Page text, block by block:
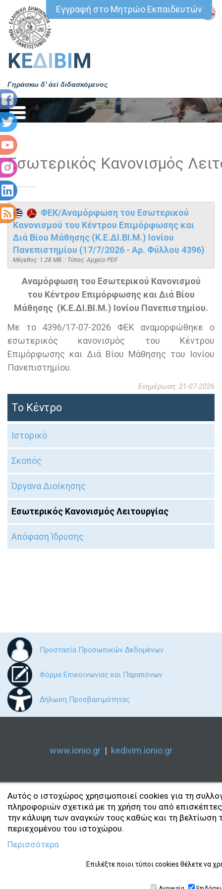
ΚΕΔΙΒΙΜ
Γηράσκω δ’ ἀεὶ διδασκόμενος
Εγγραφή στο Μητρώο Εκπαιδευτών
Εσωτερικός Κανονισμός
ΦΕΚ/Αναμόρφωση του Εσωτερικού
Κανονισμού του Κέντρου Επιμόρφωσης και
Διά Βίου Μάθησης (Κ.Ε.ΔΙ.ΒΙ.Μ.) Ιονίου
Πανεπιστημίου (17/7/2026 - Αρ. Φύλλου 4396)
Mέγεθος: 1.28 MB :: Τύπος: Αρχείο PDF
Αναμόρφωση του Εσωτερικού Κανονισμού
του Κέντρου Επιμόρφωσης και Διά Βίου
Μάθησης (Κ.Ε.ΔΙ.ΒΙ.Μ.) Ιονίου Πανεπιστημίου.
Με το 4396/17-07-2026 ΦΕΚ αναμορφώθηκε ο
εσωτερικός κανονισμός του Κέντρου
Επιμόρφωσης και Διά Βίου Μάθησης του Ιονίου
Πανεπιστημίου.
Ενημέρωση: 21-07-2026
Το Κέντρο
Ιστορικό
Σκοπός
Όργανα Διοίκησης
Εσωτερικός Κανονισμός Λειτουργίας
Απόφαση Ίδρυσης
Προστασία Προσωπικών Δεδομένων
Φόρμα Επικοινωνίας και Παραπόνων
Δήλωση Προσβασιμότητας
www.ionio.gr | kedivim.ionio.gr
Αυτός ο ιστοχώρος χρησιμοποιεί cookies για τη
πληροφοριών σχετικά με τη χρήση του από
την κάλυψη των αναγκών τους καθώς και τη βελτίωση
περιεχομένου του ιστοχώρου.
Περισσότερα
Επιλέξτε ποιοι τύποι cookies θέλετε να